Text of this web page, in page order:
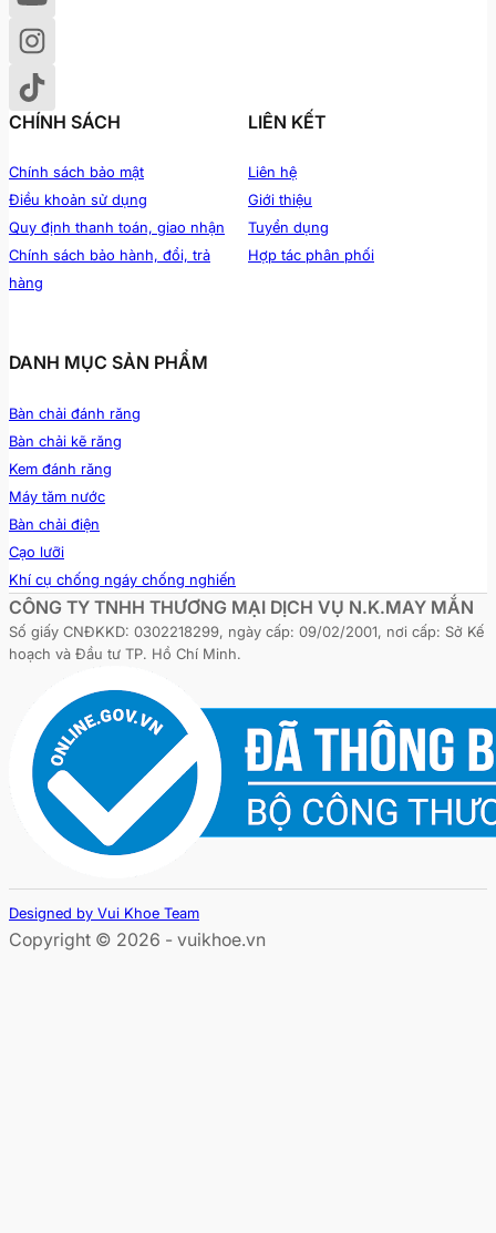
CHÍNH SÁCH
Chính sách bảo mật
Điều khoản sử dụng
Quy định thanh toán, giao nhận
Chính sách bảo hành, đổi, trả
hàng
LIÊN KẾT
Liên hệ
Giới thiệu
Tuyển dụng
Hợp tác phân phối
DANH MỤC SẢN PHẨM
Bàn chải đánh răng
Bàn chải kẽ răng
Kem đánh răng
Máy tăm nước
Bàn chải điện
Cạo lưỡi
Khí cụ chống ngáy chống nghiến
CÔNG TY TNHH THƯƠNG MẠI DỊCH VỤ N.K.MAY MẮN
Số giấy CNĐKKD: 0302218299, ngày cấp: 09/02/2001, nơi cấp: Sở Kế
hoạch và Đầu tư TP. Hồ Chí Minh.
Designed by Vui Khoe Team
Copyright © 2026 - vuikhoe.vn